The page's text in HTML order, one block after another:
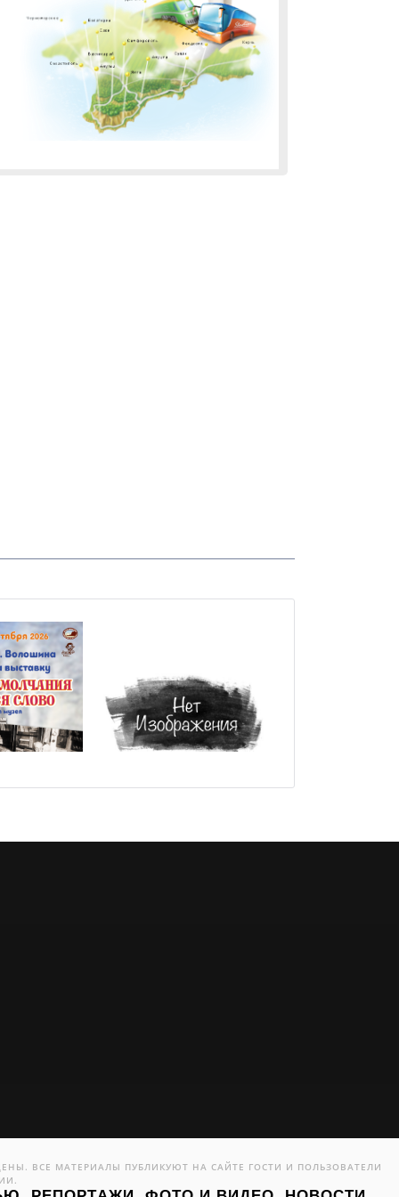
ВСЕ МАТЕРИАЛЫ ПУБЛИКУЮТ НА САЙТЕ ГОСТИ И ПОЛЬЗОВАТЕЛИ